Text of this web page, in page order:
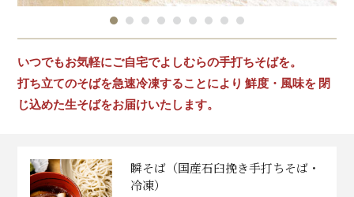
いつでもお気軽にご自宅でよしむらの手打ちそばを。
打ち立てのそばを急速冷凍することにより 鮮度・風味を 閉
じ込めた生そばをお届けいたします。
瞬そば（国産石臼挽き手打ちそば・
冷凍）